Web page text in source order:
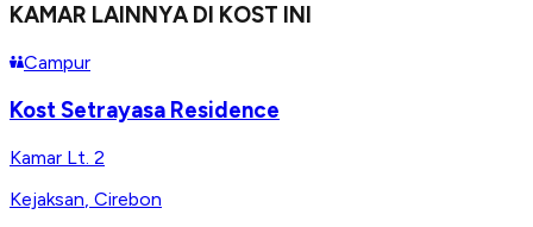
KAMAR LAINNYA DI KOST INI
Campur
Kost Setrayasa Residence
Kamar Lt. 2
Kejaksan Cirebon